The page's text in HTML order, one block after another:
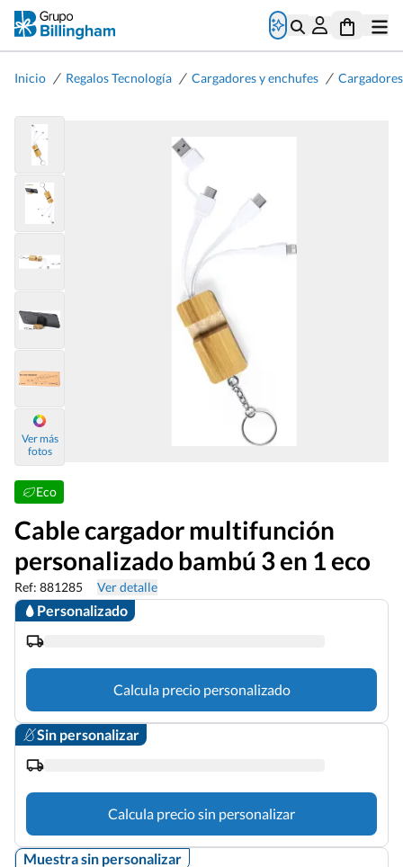
Inicio / Regalos Tecnología / Cargadores y enchufes /
Ver más
fotos
Eco
Cable cargador multifunción
personalizado bambú 3 en 1 eco
Ref: 881285 Ver detalle
Personalizado
Calcula precio personalizado
Sin personalizar
Calcula precio sin personalizar
Muestra sin personalizar